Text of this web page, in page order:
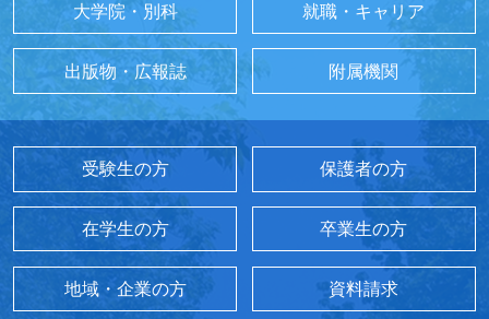
大学院・別科 就職・キャリア
出版物・広報誌 附属機関
受験生の方 保護者の方
在学生の方 卒業生の方
地域・企業の方 資料請求